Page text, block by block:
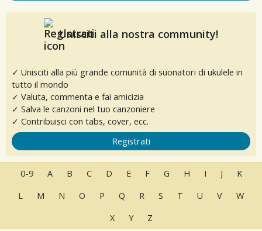
Unisciti alla nostra community!
✓ Unisciti alla più grande comunità di suonatori di ukulele in
tutto il mondo
✓ Valuta, commenta e fai amicizia
✓ Salva le canzoni nel tuo canzoniere
✓ Contribuisci con tabs, cover, ecc.
Registrati
0-9 A B C D E F G H I J
K
L
M N O P Q R S T U V
W
X
Y Z